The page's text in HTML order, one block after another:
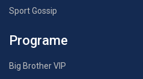
Sport Gossip
Programe
Big Brother VIP